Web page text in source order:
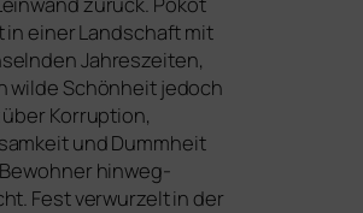
in einer Landschaft mit
Jahreszeiten,
wil­de Schönheit jedoch
Korruption,
und Dummheit
hin­weg­
Fest ver­wur­zelt in der